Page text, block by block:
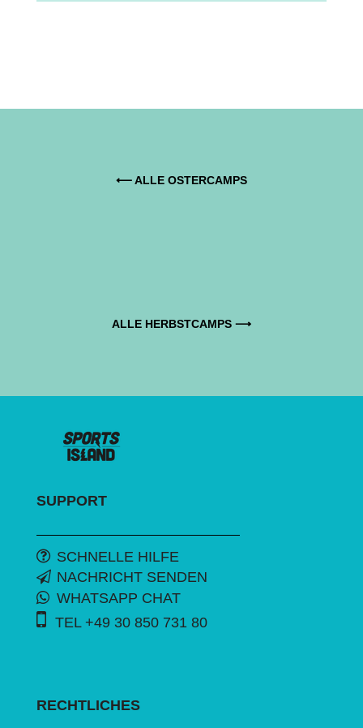
⟵ ALLE OSTERCAMPS
ALLE HERBSTCAMPS ⟶
SUPPORT
SCHNELLE HILFE
NACHRICHT SENDEN
WHATSAPP CHAT
TEL +49 30 850 731 80
RECHTLICHES